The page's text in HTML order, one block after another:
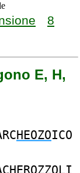
8
E, H,
HEOZOICO
HEROZZOLI